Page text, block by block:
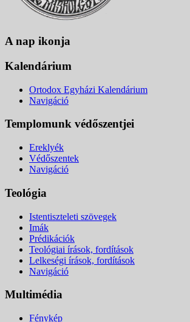
A nap ikonja
Kalendárium
Ortodox Egyházi Kalendárium
Navigáció
Templomunk védőszentjei
Ereklyék
Védőszentek
Navigáció
Teológia
Istentiszteleti szövegek
Imák
Prédikációk
Teológiai írások, fordítások
Lelkeségi írások, fordítások
Navigáció
Multimédia
Fénykép